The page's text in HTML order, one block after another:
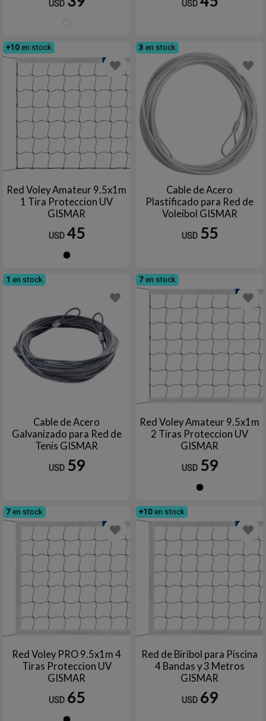
USD USD
+10 en stock
Red Voley Amateur 9.5x1m
1 Tira Proteccion UV
GISMAR
USD 45
3 en stock
Cable de Acero
Plastificado para Red de
Voleibol GISMAR
USD 55
1 en stock
Cable de Acero
Galvanizado para Red de
Tenis GISMAR
USD 59
7 en stock
Red Voley Amateur 9.5x1m
2 Tiras Proteccion UV
GISMAR
USD 59
7 en stock
Red Voley PRO 9.5x1m 4
Tiras Proteccion UV
GISMAR
USD 65
+10 en stock
Red de Biribol para Piscina
4 Bandas y 3 Metros
GISMAR
USD 69